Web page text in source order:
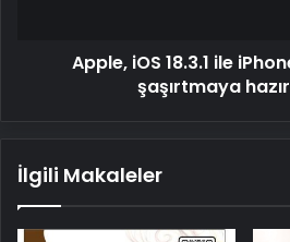
Apple, iOS 18.3.1 ile
şaşırtmaya
İlgili Makaleler